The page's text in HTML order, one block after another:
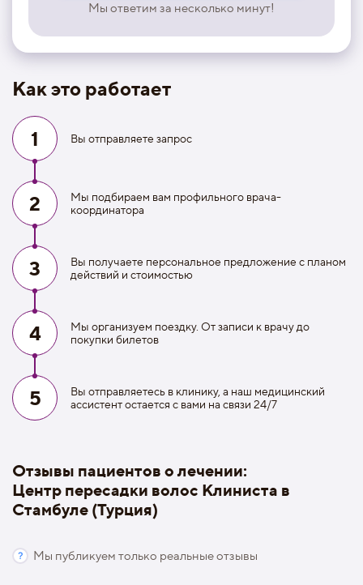
Мы ответим за несколько минут!
Как это работает
1 Вы отправляете запрос
2
Мы подбираем вам профильного врача-
координатора
3
Вы получаете персональное предложение с планом
действий и стоимостью
4
Мы организуем поездку. От записи к врачу до
покупки билетов
5
Вы отправляетесь в клинику, а наш медицинский
ассистент остается с вами на связи 24/7
Отзывы пациентов о лечении:
Центр пересадки волос Клиниста в
Стамбуле (Турция)
Мы публикуем только реальные отзывы